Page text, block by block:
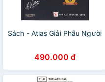
Sách - Atlas Giải Phẫu Người
490.000 đ